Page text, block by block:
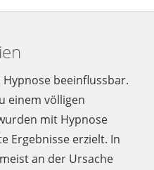
beeinflussbar.
einem völligen
mit Hypnose
Ergebnisse erzielt. In
an der Ursache